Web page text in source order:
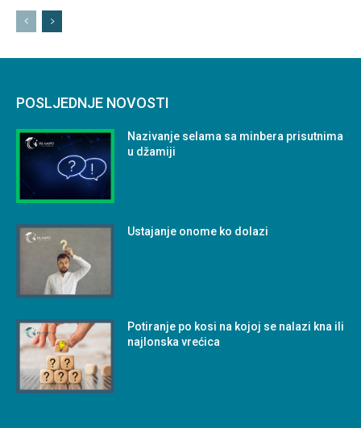
POSLJEDNJE NOVOSTI
Nazivanje selama sa minbera prisutnima
u džamiji
Ustajanje onome ko dolazi
Potiranje po kosi na kojoj se nalazi kna ili
najlonska vrećica